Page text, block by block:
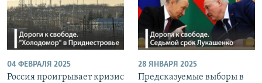
04 ФЕВРАЛЯ 2025
Россия проигрывает кризис
28 ЯНВАРЯ 2025
Предсказуемые выборы в